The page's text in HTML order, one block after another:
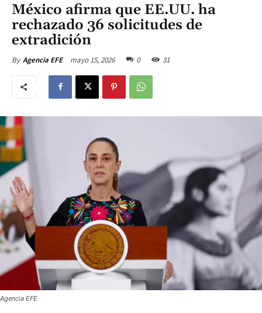
México afirma que EE.UU. ha
rechazado 36 solicitudes de
extradición
By Agencia EFE mayo 15, 2026 0 31
Agencia EFE